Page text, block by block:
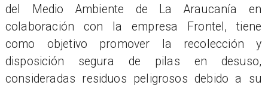
del Medio Ambiente de La Araucanía en
colaboración con la empresa Frontel, tiene
como objetivo promover la recolección y
disposición segura de pilas en desuso,
consideradas residuos peligrosos debido a su